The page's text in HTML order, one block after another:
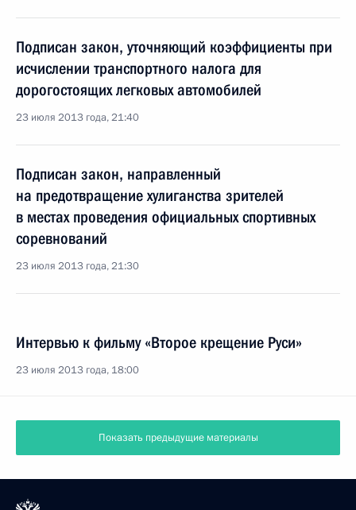
Подписан закон, уточняющий коэффициенты при
исчислении транспортного налога для
дорогостоящих легковых автомобилей
23 июля 2013 года, 21:40
Подписан закон, направленный
на предотвращение хулиганства зрителей
в местах проведения официальных спортивных
соревнований
23 июля 2013 года, 21:30
Интервью к фильму «Второе крещение Руси»
23 июля 2013 года, 18:00
Показать предыдущие материалы